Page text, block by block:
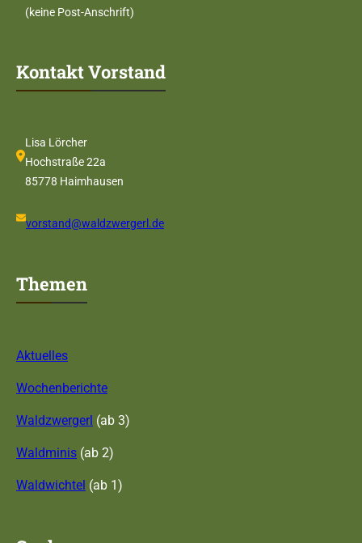
(keine Post-Anschrift)
Kontakt Vorstand
Lisa Lörcher
Hochstraße 22a
85778 Haimhausen
vorstand@waldzwergerl.de
Themen
Aktuelles
Wochenberichte
Waldzwergerl (ab 3)
Waldminis (ab 2)
Waldwichtel (ab 1)